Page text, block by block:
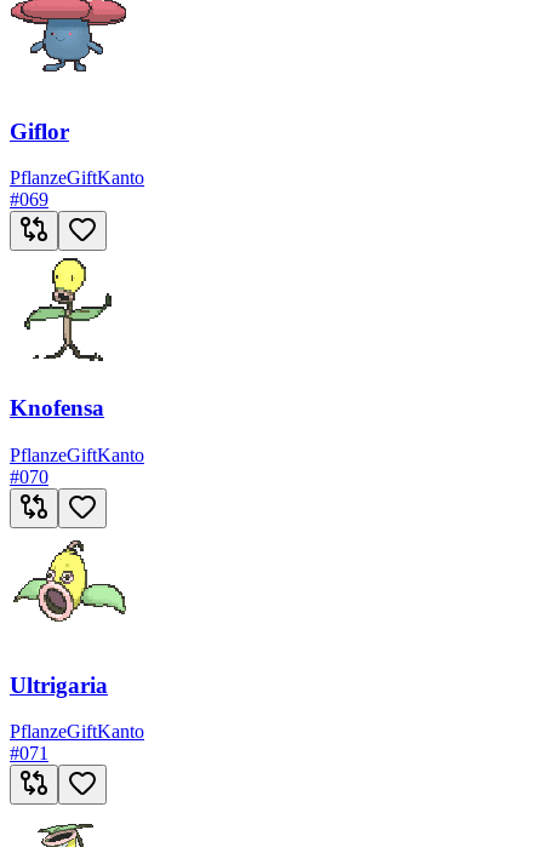
Giflor
PflanzeGiftKanto
#069
Knofensa
PflanzeGiftKanto
#070
Ultrigaria
PflanzeGiftKanto
#071